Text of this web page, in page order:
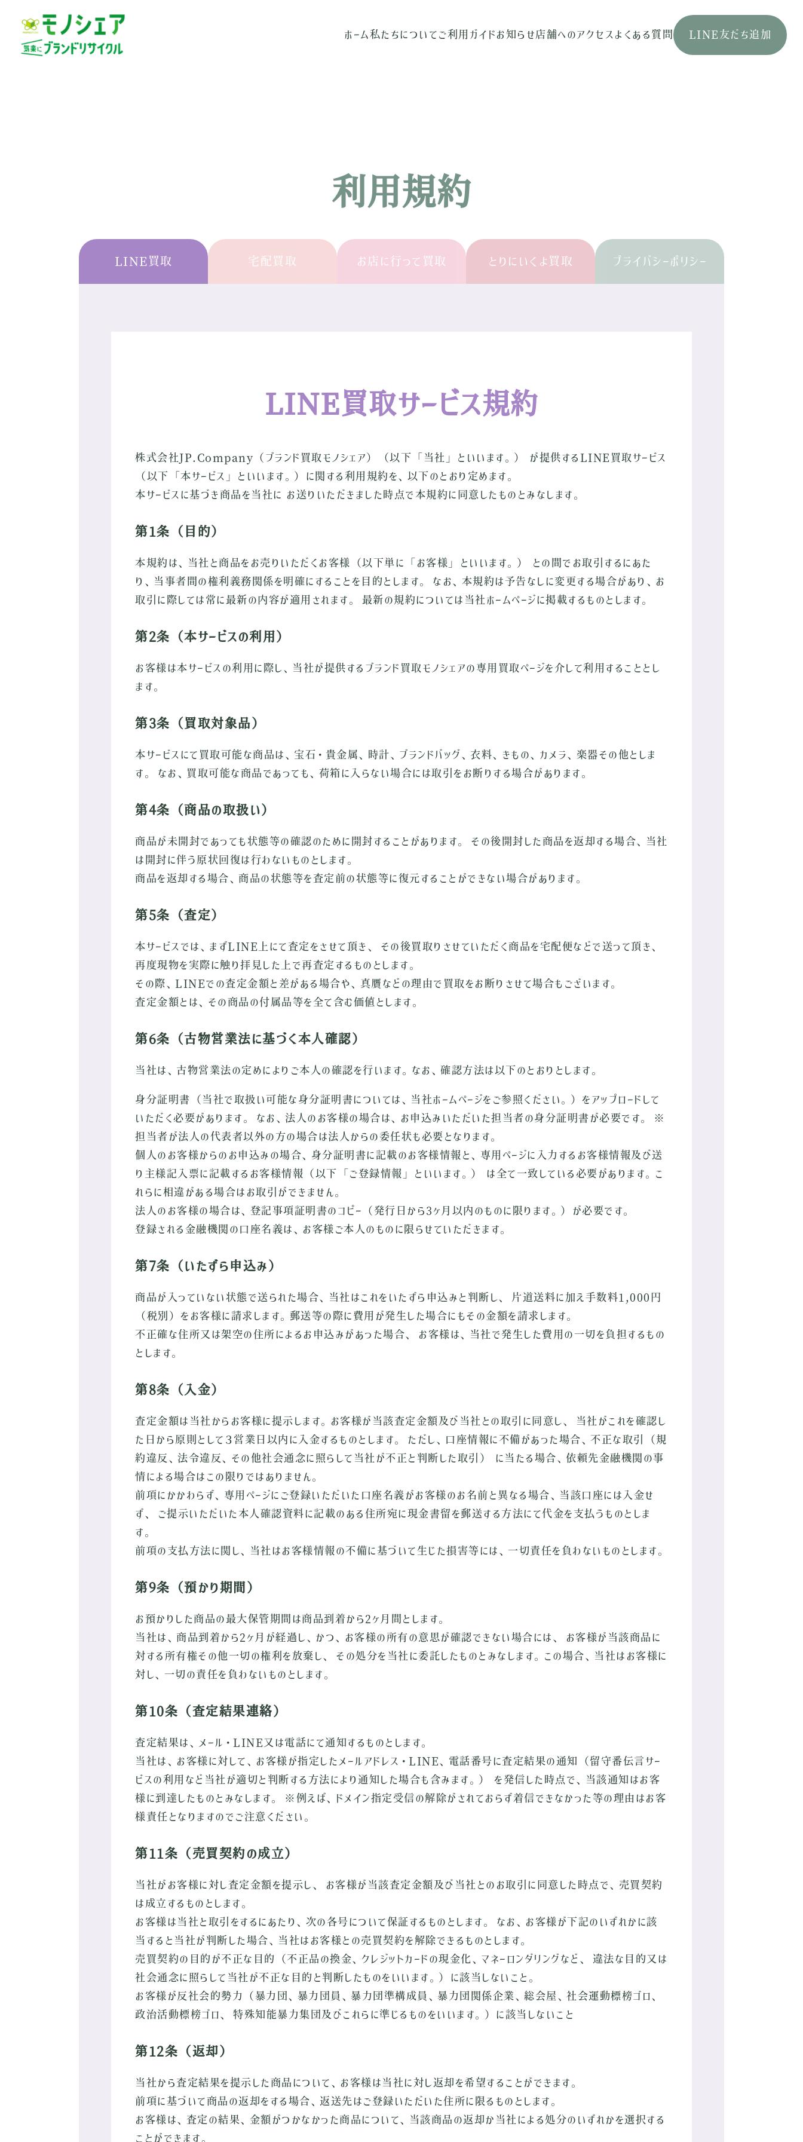
ホーム私たちについてご利用ガイドお知らせ店舗へのアクセスよくある質問 LINE友だち追加
利用規約
LINE買取 宅配買取 お店に行って買取 とりにいくよ買取 プライバシーポリシー
LINE買取サービス規約
株式会社JP.Company（ブランド買取モノシェア）（以下「当社」といいます。） が提供するLINE買取サービス
（以下「本サービス」といいます。）に関する利用規約を、以下のとおり定めます。
本サービスに基づき商品を当社に お送りいただきました時点で本規約に同意したものとみなします。
第1条（目的）
本規約は、当社と商品をお売りいただくお客様（以下単に「お客様」といいます。） との間でお取引するにあた
り、当事者間の権利義務関係を明確にすることを目的とします。 なお、本規約は予告なしに変更する場合があり、お
取引に際しては常に最新の内容が適用されます。 最新の規約については当社ホームページに掲載するものとします。
第2条（本サービスの利用）
お客様は本サービスの利用に際し、当社が提供するブランド買取モノシェアの専用買取ページを介して利用することとし
ます。
第3条（買取対象品）
本サービスにて買取可能な商品は、宝石・貴金属、時計、ブランドバッグ、衣料、きもの、カメラ、楽器その他としま
す。 なお、買取可能な商品であっても、荷箱に入らない場合には取引をお断りする場合があります。
第4条（商品の取扱い）
商品が未開封であっても状態等の確認のために開封することがあります。 その後開封した商品を返却する場合、当社
は開封に伴う原状回復は行わないものとします。
商品を返却する場合、商品の状態等を査定前の状態等に復元することができない場合があります。
第5条（査定）
本サービスでは、まずLINE上にて査定をさせて頂き、 その後買取りさせていただく商品を宅配便などで送って頂き、
再度現物を実際に触り拝見した上で再査定するものとします。
その際、LINEでの査定金額と差がある場合や、真贋などの理由で買取をお断りさせて場合もございます。
査定金額とは、その商品の付属品等を全て含む価値とします。
第6条（古物営業法に基づく本人確認）
当社は、古物営業法の定めによりご本人の確認を行います。なお、確認方法は以下のとおりとします。
身分証明書（当社で取扱い可能な身分証明書については、当社ホームページをご参照ください。）をアップロードして
いただく必要があります。 なお、法人のお客様の場合は、お申込みいただいた担当者の身分証明書が必要です。 ※
担当者が法人の代表者以外の方の場合は法人からの委任状も必要となります。
個人のお客様からのお申込みの場合、身分証明書に記載のお客様情報と、専用ページに入力するお客様情報及び送
り主様記入票に記載するお客様情報（以下「ご登録情報」といいます。） は全て一致している必要があります。こ
れらに相違がある場合はお取引ができません。
法人のお客様の場合は、登記事項証明書のコピー（発行日から3ヶ月以内のものに限ります。）が必要です。
登録される金融機関の口座名義は、お客様ご本人のものに限らせていただきます。
第7条（いたずら申込み）
商品が入っていない状態で送られた場合、当社はこれをいたずら申込みと判断し、 片道送料に加え手数料1,000円
（税別）をお客様に請求します。郵送等の際に費用が発生した場合にもその金額を請求します。
不正確な住所又は架空の住所によるお申込みがあった場合、 お客様は、当社で発生した費用の一切を負担するもの
とします。
第8条（入金）
査定金額は当社からお客様に提示します。お客様が当該査定金額及び当社との取引に同意し、 当社がこれを確認し
た日から原則として３営業日以内に入金するものとします。 ただし、口座情報に不備があった場合、不正な取引（規
約違反、法令違反、その他社会通念に照らして当社が不正と判断した取引） に当たる場合、依頼先金融機関の事
情による場合はこの限りではありません。
前項にかかわらず、専用ページにご登録いただいた口座名義がお客様のお名前と異なる場合、当該口座には入金せ
ず、 ご提示いただいた本人確認資料に記載のある住所宛に現金書留を郵送する方法にて代金を支払うものとしま
す。
前項の支払方法に関し、当社はお客様情報の不備に基づいて生じた損害等には、一切責任を負わないものとします。
第9条（預かり期間）
お預かりした商品の最大保管期間は商品到着から2ヶ月間とします。
当社は、商品到着から2ヶ月が経過し、かつ、お客様の所有の意思が確認できない場合には、 お客様が当該商品に
対する所有権その他一切の権利を放棄し、 その処分を当社に委託したものとみなします。この場合、当社はお客様に
対し、一切の責任を負わないものとします。
第10条（査定結果連絡）
査定結果は、メール・LINE又は電話にて通知するものとします。
当社は、お客様に対して、お客様が指定したメールアドレス・LINE、電話番号に査定結果の通知（留守番伝言サー
ビスの利用など当社が適切と判断する方法により通知した場合も含みます。） を発信した時点で、当該通知はお客
様に到達したものとみなします。 ※例えば、ドメイン指定受信の解除がされておらず着信できなかった等の理由はお客
様責任となりますのでご注意ください。
第11条（売買契約の成立）
当社がお客様に対し査定金額を提示し、 お客様が当該査定金額及び当社とのお取引に同意した時点で、売買契約
は成立するものとします。
お客様は当社と取引をするにあたり、次の各号について保証するものとします。 なお、お客様が下記のいずれかに該
当すると当社が判断した場合、当社はお客様との売買契約を解除できるものとします。
売買契約の目的が不正な目的（不正品の換金、クレジットカードの現金化、マネーロンダリングなど、 違法な目的又は
社会通念に照らして当社が不正な目的と判断したものをいいます。）に該当しないこと。
お客様が反社会的勢力（暴力団、暴力団員、暴力団準構成員、暴力団関係企業、総会屋、社会運動標榜ゴロ、
政治活動標榜ゴロ、 特殊知能暴力集団及びこれらに準じるものをいいます。）に該当しないこと
第12条（返却）
当社から査定結果を提示した商品について、お客様は当社に対し返却を希望することができます。
前項に基づいて商品の返却をする場合、返送先はご登録いただいた住所に限るものとします。
お客様は、査定の結果、金額がつかなかった商品について、当該商品の返却か当社による処分のいずれかを選択する
ことができます。